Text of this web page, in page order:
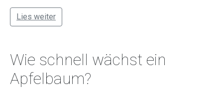
Lies weiter
Wie schnell wächst ein
Apfelbaum?